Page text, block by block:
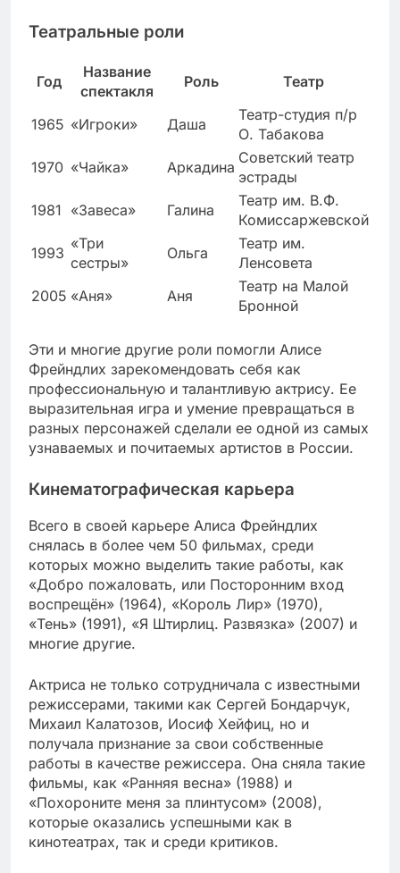
Театральные роли
Год
Название
спектакля
Роль Театр
1965 «Игроки» Даша
Театр-студия п/р
О. Табакова
1970 «Чайка» Аркадина
Советский театр
эстрады
1981
«Завеса» Галина
Театр им. В.Ф.
Комиссаржевской
1993
«Три
сестры»
Ольга
Театр им.
Ленсовета
2005 «Аня» Аня
Театр на Малой
Бронной
Эти и многие другие роли помогли Алисе
Фрейндлих зарекомендовать себя как
профессиональную и талантливую актрису. Ее
выразительная игра и умение превращаться в
разных персонажей сделали ее одной из самых
узнаваемых и почитаемых артистов в России.
Кинематографическая карьера
Всего в своей карьере Алиса Фрейндлих
снялась в более чем 50 фильмах, среди
которых можно выделить такие работы, как
«Добро пожаловать, или Посторонним вход
воспрещён» (1964), «Король Лир» (1970),
«Тень» (1991), «Я Штирлиц. Развязка» (2007) и
многие другие.
Актриса не только сотрудничала с известными
режиссерами, такими как Сергей Бондарчук,
Михаил Калатозов, Иосиф Хейфиц, но и
получала признание за свои собственные
работы в качестве режиссера. Она сняла такие
фильмы, как «Ранняя весна» (1988) и
«Похороните меня за плинтусом» (2008),
которые оказались успешными как в
кинотеатрах, так и среди критиков.